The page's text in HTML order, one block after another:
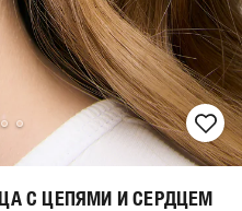
С ЦЕПЯМИ И СЕРДЦЕМ